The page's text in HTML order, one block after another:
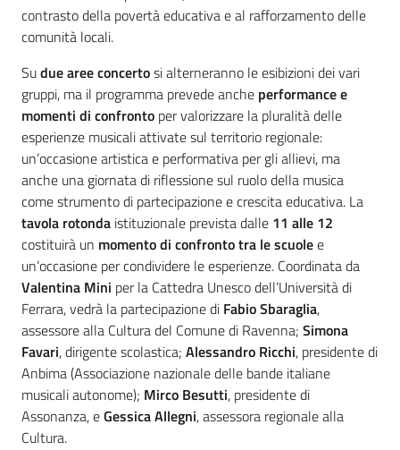
contrasto della povertà educativa e al rafforzamento delle
comunità locali.
Sudue aree concertosi alterneranno le esibizioni dei vari
gruppi, ma il programma prevede anche performance e
momenti di confronto per valorizzare la pluralità delle
esperienze musicali attivate sul territorio regionale:
un’occasione artistica e performativa per gli allievi, ma
anche una giornata di riflessione sul ruolo della musica
come strumento di partecipazione e crescita educativa. La
tavola rotonda istituzionale prevista dalle 11 alle 12
costituirà un momento di confronto tra le scuolee
un’occasione per condividere le esperienze. Coordinata da
Valentina Mini per la Cattedra Unesco dell’Università di
Ferrara, vedrà la partecipazione di Fabio Sbaraglia,
assessore alla Cultura del Comune di Ravenna; Simona
Favari, dirigente scolastica; Alessandro Ricchi, presidente di
Anbima (Associazione nazionale delle bande italiane
musicali autonome); Mirco Besutti, presidente di
Assonanza, eGessica Allegni, assessora regionale alla
Cultura.